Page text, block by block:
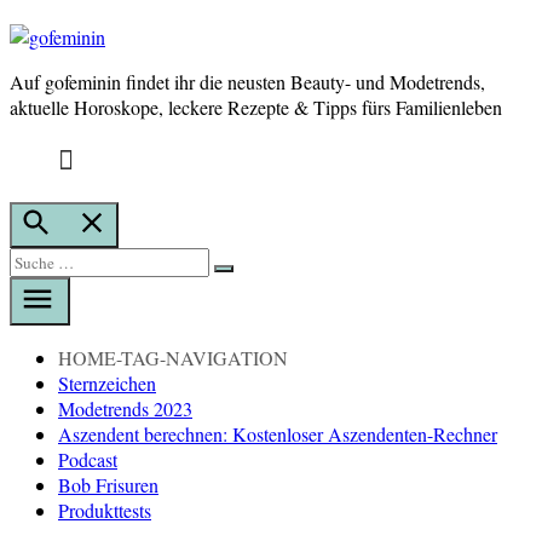
gofeminin
Auf gofeminin findet ihr die neusten Beauty- und Modetrends,
aktuelle Horoskope, leckere Rezepte & Tipps fürs Familienleben
Suche
öffnen
Suche
nach:
Suche
HOME-TAG-NAVIGATION
Sternzeichen
Modetrends 2023
Aszendent berechnen: Kostenloser Aszendenten-Rechner
Podcast
Bob Frisuren
Produkttests